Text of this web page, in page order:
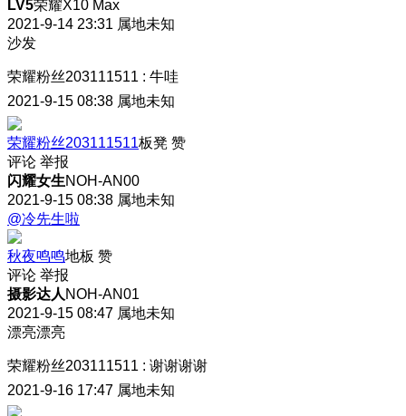
LV5荣耀X10 Max
2021-9-14 23:31 属地未知
沙发
荣耀粉丝203111511 : 牛哇
2021-9-15 08:38 属地未知
荣耀粉丝203111511板凳 赞
评论 举报
闪耀女生NOH-AN00
2021-9-15 08:38 属地未知
@冷先生啦
秋夜鸣鸣地板 赞
评论 举报
摄影达人 NOH-AN01
2021-9-15 08:47 属地未知
漂亮漂亮
荣耀粉丝203111511 : 谢谢谢谢
2021-9-16 17:47 属地未知